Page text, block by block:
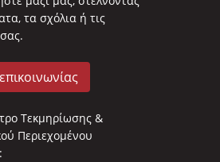
τα σχόλια ή τις
Τεκμηρίωσης &
Περιεχομένου